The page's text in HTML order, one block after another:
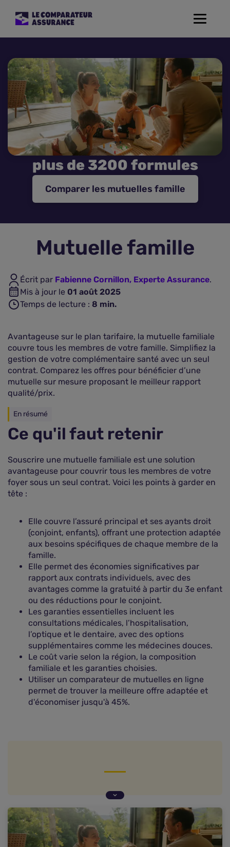
Toggle
Mutuelle Santé
Assurance Moto
Assurance Habitation
Assurance de prêt
Assurance Animaux
Assurance vie
Plus d'assurances
plus de 3200 formules
Comparer les mutuelles famille
Mutuelle famille
Écrit par Fabienne Cornillon, Experte Assurance.
Mis à jour le 01 août 2025
Temps de lecture : 8 min.
Avantageuse sur le plan tarifaire, la mutuelle familiale
couvre tous les membres de votre famille. Simplifiez la
gestion de votre complémentaire santé avec un seul
contrat. Comparez les offres pour bénéficier d’une
mutuelle sur mesure proposant le meilleur rapport
qualité/prix.
En résumé
Ce qu'il faut retenir
Souscrire une mutuelle familiale est une solution
avantageuse pour couvrir tous les membres de votre
foyer sous un seul contrat. Voici les points à garder en
tête :
Elle couvre l’assuré principal et ses ayants droit
(conjoint, enfants), offrant une protection adaptée
aux besoins spécifiques de chaque membre de la
famille.
Elle permet des économies significatives par
rapport aux contrats individuels, avec des
avantages comme la gratuité à partir du 3e enfant
ou des réductions pour le conjoint.
Les garanties essentielles incluent les
consultations médicales, l’hospitalisation,
l’optique et le dentaire, avec des options
supplémentaires comme les médecines douces.
Le coût varie selon la région, la composition
familiale et les garanties choisies.
Utiliser un comparateur de mutuelles en ligne
permet de trouver la meilleure offre adaptée et
d'économiser jusqu'à 45%.
Pourquoi choisir une mutuelle famille ?
Les ayants droit
Quelles garanties et quel niveau de protection
pour votre famille ?